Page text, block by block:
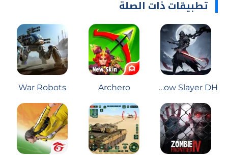
تطبيقات ذات الصلة
Shadow Slayer DH
Archero
War Robots